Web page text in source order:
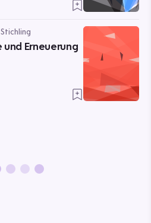
und Erneuerung